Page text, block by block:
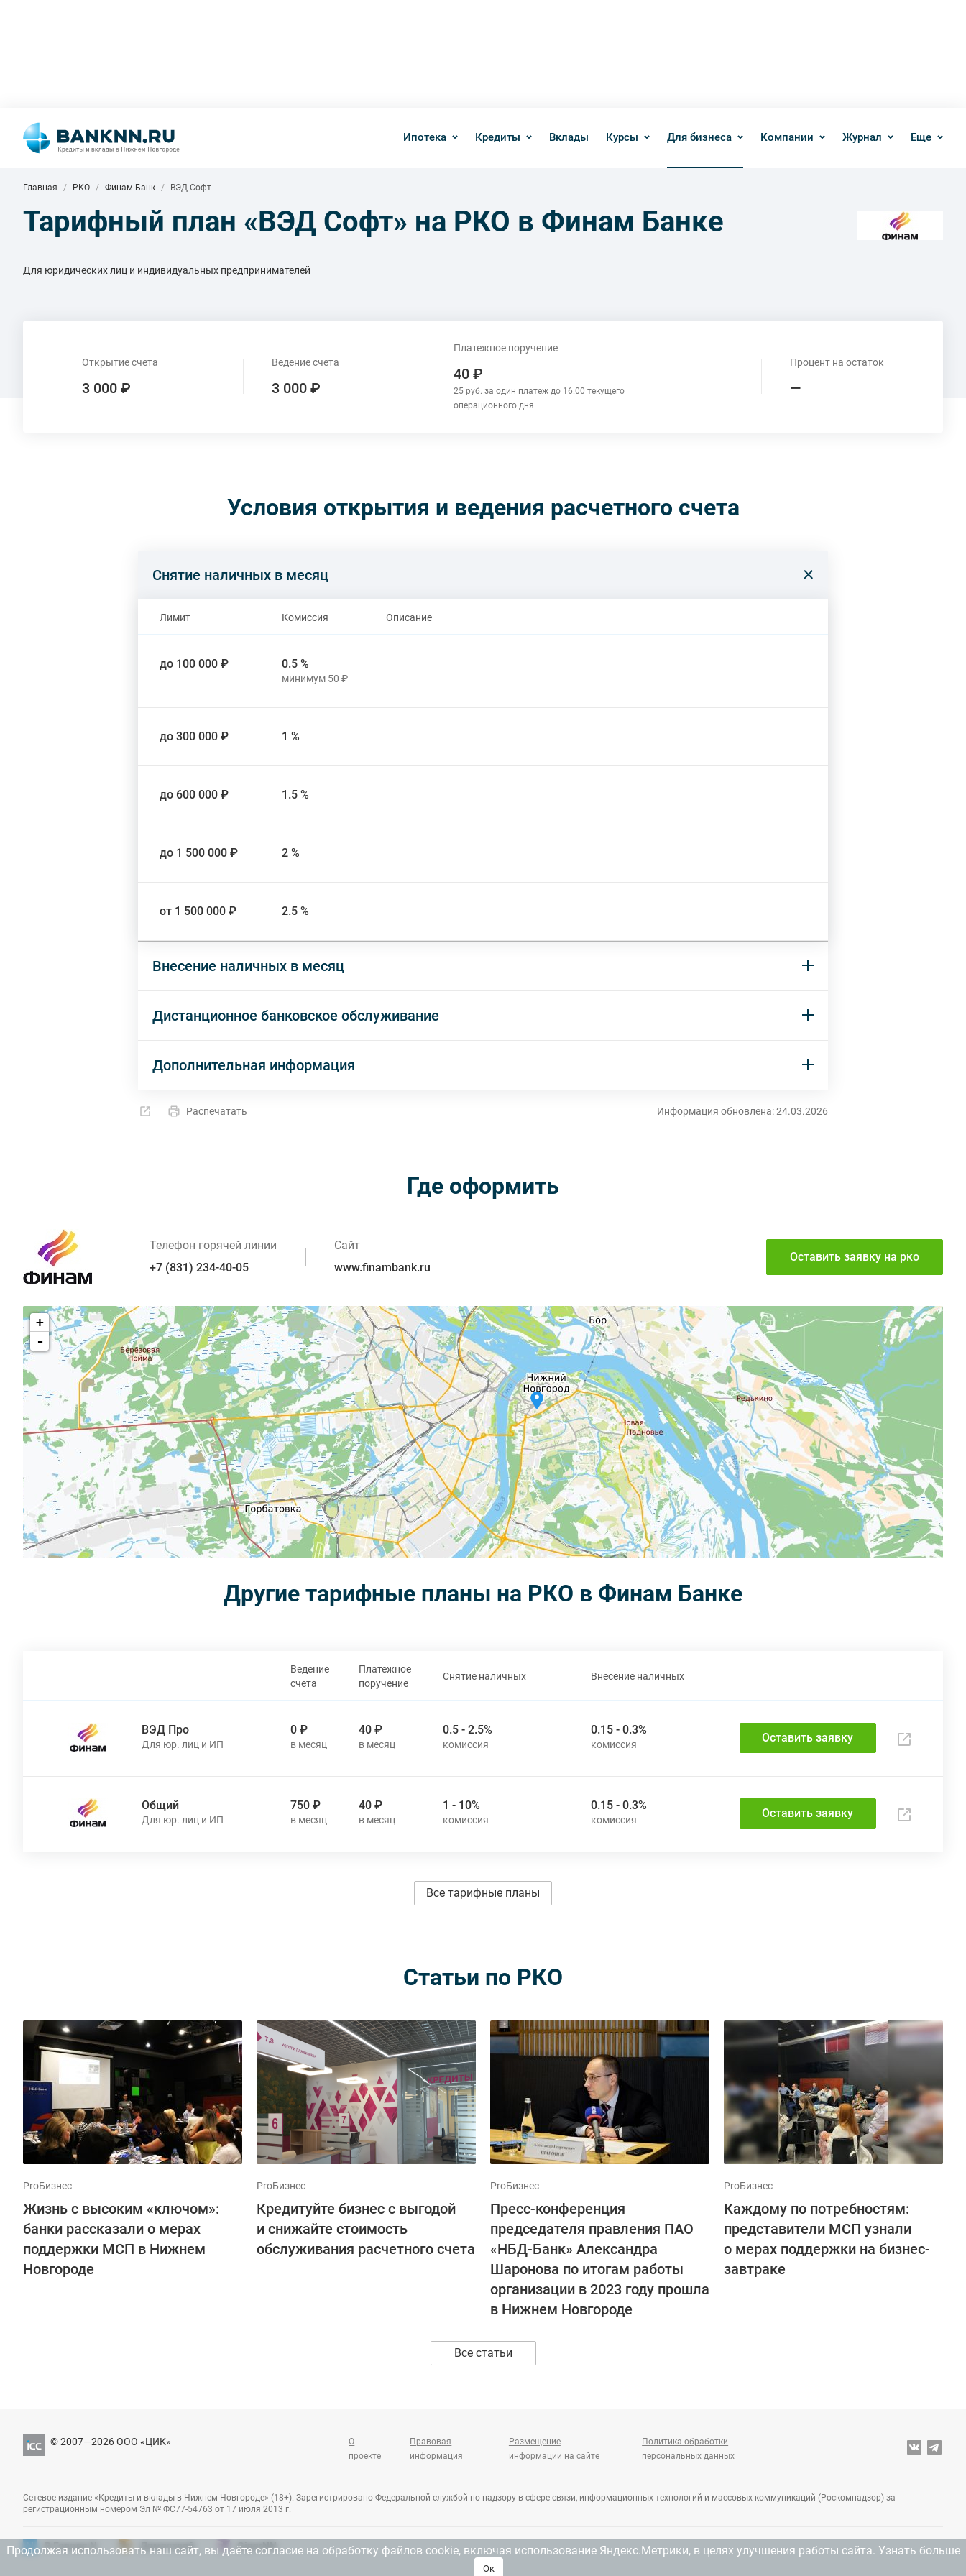
Продолжая использовать наш сайт, вы даёте согласие на обработку файлов cookie, включая использование Яндекс.Метрики, в целях улучшения работы сайта. Узнать больше
Ок
Ипотека Кредиты Вклады Курсы Для бизнеса Компании Журнал Еще
Главная РКО Финам Банк ВЭД Софт
Тарифный план «ВЭД Софт» на РКО в Финам Банке
Для юридических лиц и индивидуальных предпринимателей
Открытие счета
3 000 ₽
Ведение счета
3 000 ₽
Платежное поручение
40 ₽
25 руб. за один платеж до 16.00 текущего
операционного дня
Процент на остаток
—
Условия открытия и ведения расчетного счета
Снятие наличных в месяц
Лимит Комиссия Описание
до 100 000 ₽ 0.5 %
до 300 000 ₽ 1 %
до 600 000 ₽ 1.5 %
до 1 500 000 ₽ 2 %
от 1 500 000 ₽ 2.5 %
Внесение наличных в месяц
Дистанционное банковское обслуживание
Дополнительная информация
Распечатать Информация обновлена: 24.03.2026
Где оформить
Телефон горячей линии
+7 (831) 234-40-05
Сайт
www.finambank.ru
Оставить заявку на рко
+
-
Другие тарифные планы на РКО в Финам Банке
Ведение
счета
Платежное
поручение
Снятие наличных Внесение наличных
ВЭД Про 0 ₽ 40 ₽ 0.5 - 2.5% 0.15 - 0.3%
Оставить заявку
Общий 750 ₽ 40 ₽ 1 - 10% 0.15 - 0.3%
Оставить заявку
Все тарифные планы
Статьи по РКО
ProБизнес
Жизнь с высоким «ключом»:
банки рассказали о мерах
поддержки МСП в Нижнем
Новгороде
ProБизнес
Кредитуйте бизнес с выгодой
и снижайте стоимость
обслуживания расчетного счета
ProБизнес
Пресс-конференция
председателя правления ПАО
«НБД-Банк» Александра
Шаронова по итогам работы
организации в 2023 году прошла
в Нижнем Новгороде
ProБизнес
Каждому по потребностям:
представители МСП узнали
о мерах поддержки на бизнес-
завтраке
Все статьи
© 2007—2026 ООО «ЦИК»
О
проекте
Правовая
информация
Размещение
информации на сайте
Политика обработки
персональных данных
Сетевое издание «Кредиты и вклады в Нижнем Новгороде» (18+). Зарегистрировано Федеральной службой по надзору в сфере связи, информационных технологий и массовых коммуникаций (Роскомнадзор) за
регистрационным номером Эл № ФС77-54763 от 17 июля 2013 г.
В Городе N Домострой GiperNN